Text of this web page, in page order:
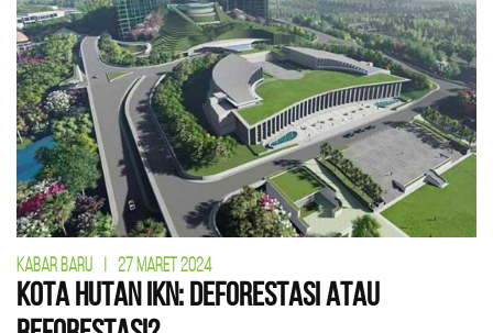
KABAR BARU | 27 MARET 2024
Kota Hutan IKN: Deforestasi atau